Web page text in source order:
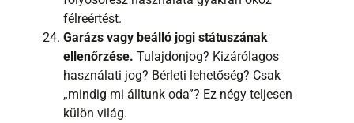
félreértést.
Garázs vagy beálló jogi státuszának
ellenőrzése. Tulajdonjog? Kizárólagos
használati jog? Bérleti lehetőség? Csak
„mindig mi álltunk oda”? Ez négy teljesen
külön világ.